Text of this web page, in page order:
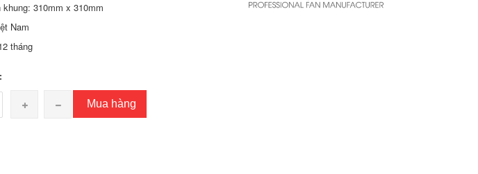
310mm x 310mm
Nam
tháng
Mua hàng